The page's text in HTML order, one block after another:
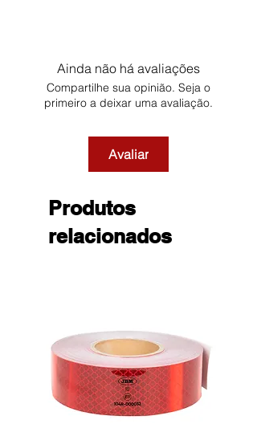
Ainda não há avaliações
Compartilhe sua opinião. Seja o
primeiro a deixar uma avaliação.
Avaliar
Produtos
relacionados